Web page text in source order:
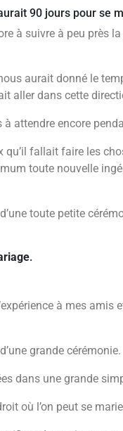
90 jours pour se
à suivre à peu près
aurait donné le
aller dans cette
attendre encore
qu’il fallait faire les
toute nouvelle
toute petite
.
à mes
grande cérémonie.
dans une grande
où l’on peut se